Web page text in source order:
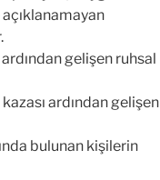
gelişen ruhsal
ardından gelişen
bulunan kişilerin